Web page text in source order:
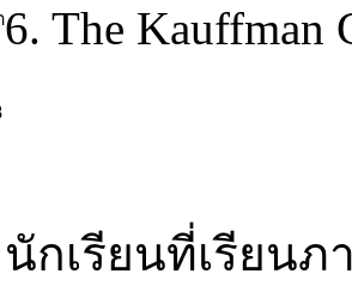
6. The Kauffman
นักเรียนที่เรียนภ